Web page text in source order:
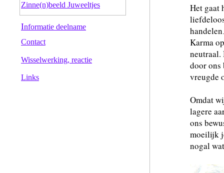
Het gaat
handelen.
Karma
neutraal.
door ons
vreugde
Omdat
lagere
ons
moeilijk
nogal
Wisselwerking, reactie
Links
Zinne(n)beeld Juweeltjes
Contact
Informatie deelname